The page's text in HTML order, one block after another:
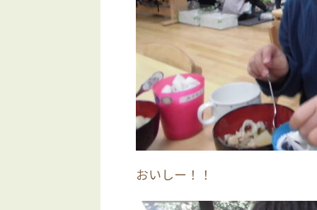
おいしー！！